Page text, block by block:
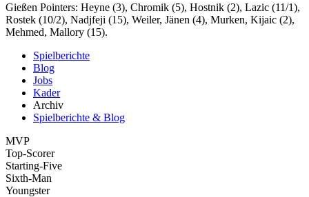
Gießen Pointers: Heyne (3), Chromik (5), Hostnik (2), Lazic (11/1),
Rostek (10/2), Nadjfeji (15), Weiler, Jänen (4), Murken, Kijaic (2),
Mehmed, Mallory (15).
Spielberichte
Blog
Jobs
Kader
Archiv
Spielberichte & Blog
MVP
Top-Scorer
Starting-Five
Sixth-Man
Youngster